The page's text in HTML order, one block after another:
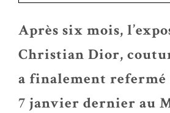
Après six mois,
Christian Dior,
a finalement refermé
7 janvier dernier au